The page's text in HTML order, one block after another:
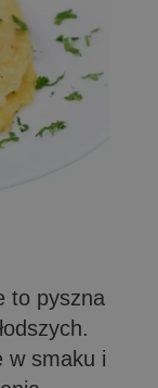
to pyszna
w smaku i